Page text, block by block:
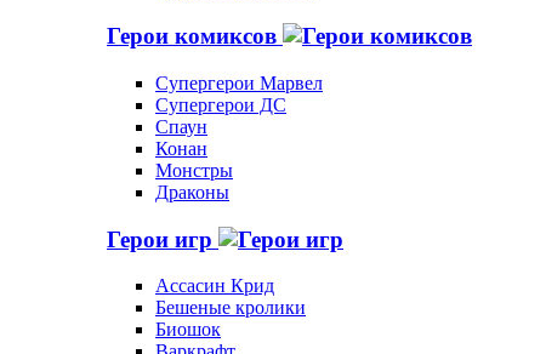
Герои комиксов
Супергерои Марвел
Супергерои ДС
Спаун
Конан
Монстры
Драконы
Герои игр
Ассасин Крид
Бешеные кролики
Биошок